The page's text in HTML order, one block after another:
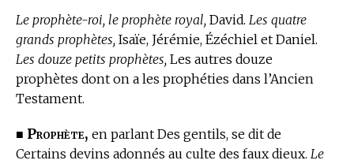
Le prophète-roi, le prophète royal, David. Les quatre
grands prophètes, Isaïe, Jérémie, Ézéchiel et Daniel.
Les douze petits prophètes, Les autres douze
prophètes dont on a les prophéties dans l’Ancien
Testament.
■ Prophète, en parlant Des gentils, se dit de
Certains devins adonnés au culte des faux dieux. Le